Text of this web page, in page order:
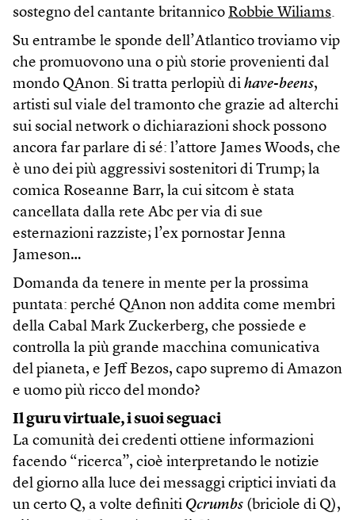
sostegno del cantante britannico Robbie Wiliams.
Su entrambe le sponde dell’Atlantico troviamo vip
che promuovono una o più storie provenienti dal
mondo QAnon. Si tratta perlopiù di have-beens,
artisti sul viale del tramonto che grazie ad alterchi
sui social network o dichiarazioni shock possono
ancora far parlare di sé: l’attore James Woods, che
è uno dei più aggressivi sostenitori di Trump; la
comica Roseanne Barr, la cui sitcom è stata
cancellata dalla rete Abc per via di sue
esternazioni razziste; l’ex pornostar Jenna
Jameson…
Domanda da tenere in mente per la prossima
puntata: perché QAnon non addita come membri
della Cabal Mark Zuckerberg, che possiede e
controlla la più grande macchina comunicativa
del pianeta, e Jeff Bezos, capo supremo di Amazon
e uomo più ricco del mondo?
Il guru virtuale, i suoi seguaci
La comunità dei credenti ottiene informazioni
facendo “ricerca”, cioè interpretando le notizie
del giorno alla luce dei messaggi criptici inviati da
un certo Q, a volte definiti Qcrumbs (briciole di Q),